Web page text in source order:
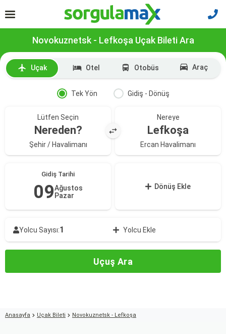
Novokuznetsk - Lefkoşa Uçak Bileti Ara
Uçak Otel Otobüs Araç
Tek Yön Gidiş - Dönüş
Lütfen Seçin
Nereden?
Şehir / Havalimanı
Nereye
Lefkoşa
Ercan Havalimanı
Gidiş Tarihi
09Ağustos
Pazar
Dönüş Ekle
Yolcu Sayısı:1 Yolcu Ekle
Uçuş Ara
Anasayfa Uçak Bileti Novokuznetsk - Lefkoşa